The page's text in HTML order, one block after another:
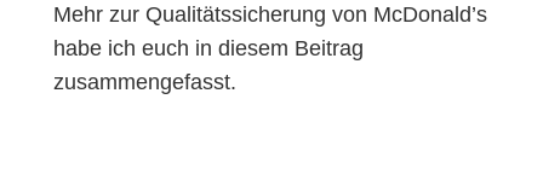
Mehr zur Qualitätssicherung von McDonald’s
habe ich euch in diesem Beitrag
zusammengefasst.